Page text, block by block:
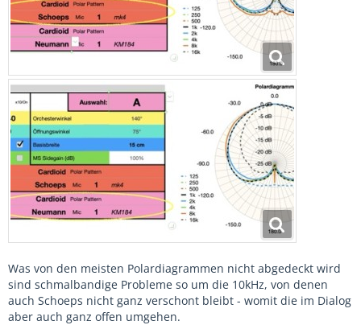
Was von den meisten Polardiagrammen nicht abgedeckt wird
sind schmalbandige Probleme so um die 10kHz, von denen
auch Schoeps nicht ganz verschont bleibt - womit die im Dialog
aber auch ganz offen umgehen.